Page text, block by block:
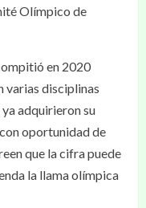
Olímpico de
en 2020
varias disciplinas
adquirieron su
oportunidad de
que la cifra puede
la llama olímpica